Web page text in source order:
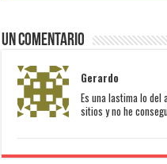
Un comentario
Gerardo
Es una lastima lo del
sitios y no he